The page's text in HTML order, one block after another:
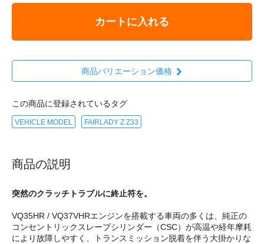
カートに入れる
商品バリエーション価格
この商品に登録されているタグ
VEHICLE MODEL FAIRLADY Z Z33
商品の説明
突然のクラッチトラブルに終止符を。
VQ35HR / VQ37VHRエンジンを搭載する車両の多くは、純正の
コンセントリックスレーブシリンダー（CSC）が高温や経年摩耗
により故障しやすく、トランスミッション脱着を伴う大掛かりな